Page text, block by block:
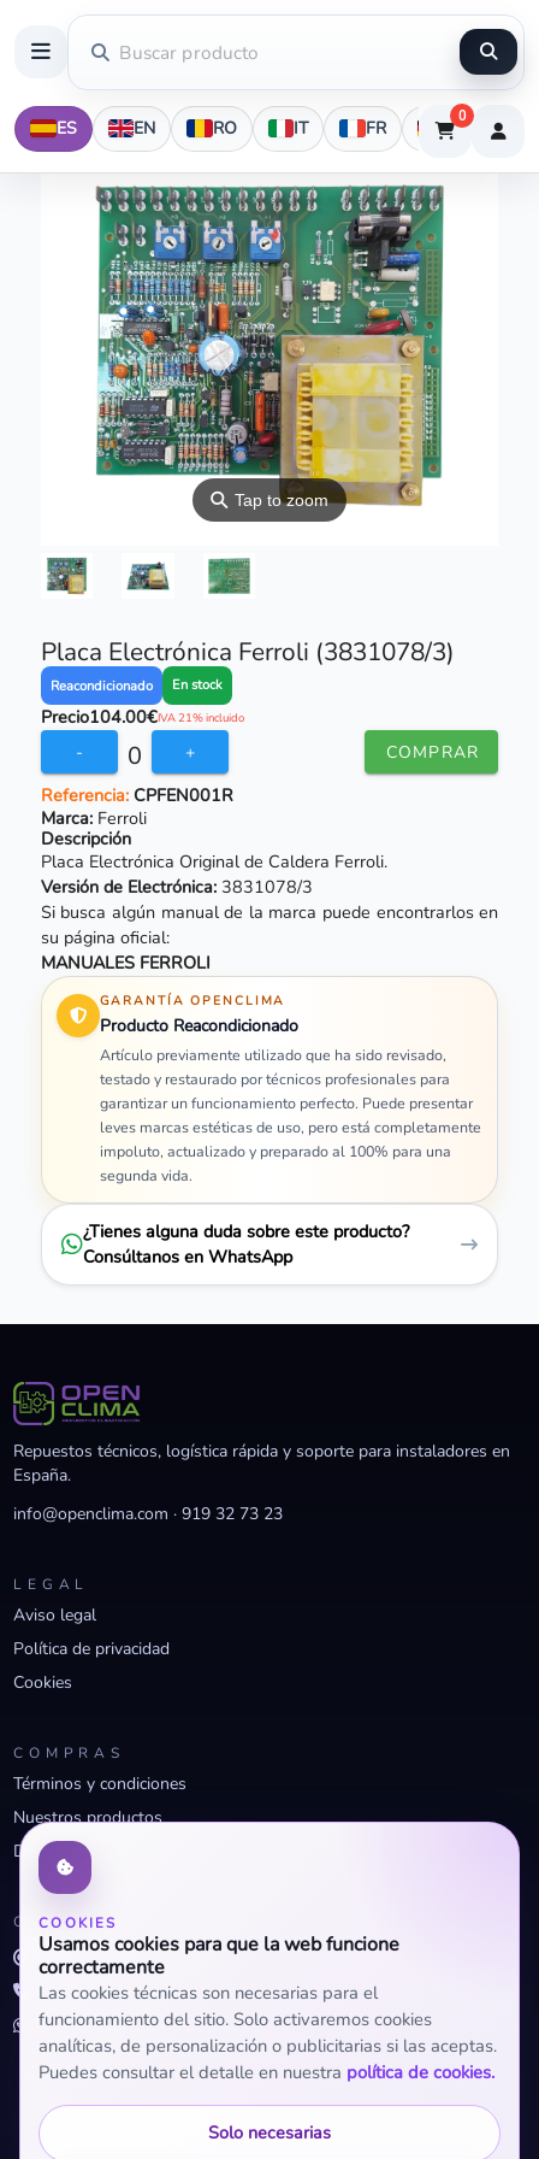
ES EN RO IT FR DE
0
⚲Tap to zoom
Placa Electrónica Ferroli (3831078/3)
Reacondicionado En stock
Precio104.00€IVA 21% incluido
- 0 + COMPRAR
Referencia:CPFEN001R
Marca: Ferroli
Descripción
Placa Electrónica Original de Caldera Ferroli.
Versión de Electrónica:3831078/3
Si busca algún manual de la marca puede encontrarlos en
su página oficial:
MANUALES FERROLI
GARANTÍA OPENCLIMA
Producto Reacondicionado
Artículo previamente utilizado que ha sido revisado,
testado y restaurado por técnicos profesionales para
garantizar un funcionamiento perfecto. Puede presentar
leves marcas estéticas de uso, pero está completamente
impoluto, actualizado y preparado al 100% para una
segunda vida.
¿Tienes alguna duda sobre este producto?
Consúltanos en WhatsApp
COOKIES
Usamos cookies para que la web funcione
correctamente
Las cookies técnicas son necesarias para el
funcionamiento del sitio. Solo activaremos cookies
analíticas, de personalización o publicitarias si las aceptas.
Puedes consultar el detalle en nuestra política de cookies.
Solo necesarias
Repuestos técnicos, logística rápida y soporte para instaladores en
España.
info@openclima.com ·919 32 73 23
LEGAL
Aviso legal
Política de privacidad
Cookies
COMPRAS
Términos y condiciones
Nuestros productos
Descuentos profesionales
CONTACTO
info@openclima.com
919 32 73 23
+34 623 56 04 93 (WhatsApp)